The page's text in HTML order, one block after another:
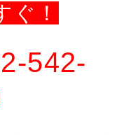
ぐ！
542-